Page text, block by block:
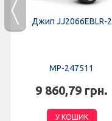
Джип JJ2066EBLR-2
MP-247511
9 860,79 грн.
У КОШИК